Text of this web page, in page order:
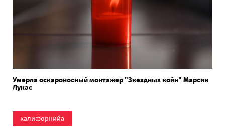
Умерла оскароносный монтажер "Звездных войн" Марсия
Лукас
калифорнийа